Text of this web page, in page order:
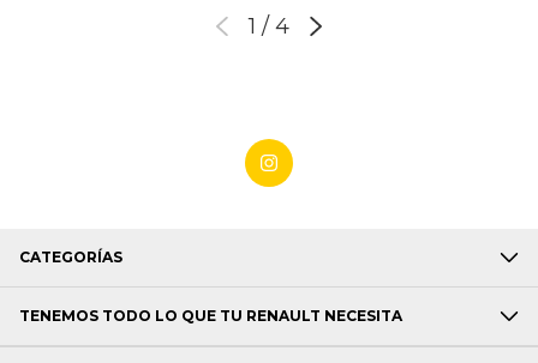
1 / 4
CATEGORÍAS
TENEMOS TODO LO QUE TU RENAULT NECESITA